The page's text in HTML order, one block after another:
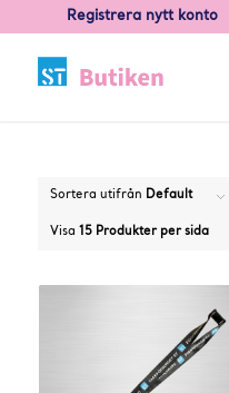
Registrera nytt konto
Sortera utifrån Default
Visa 15 Produkter per sida